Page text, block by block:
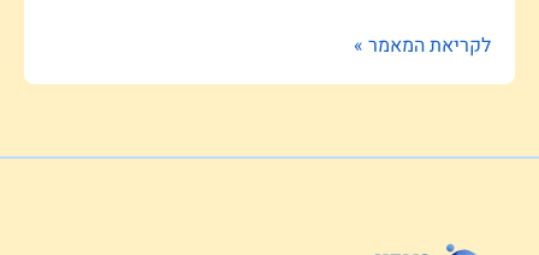
לקריאת המאמר »